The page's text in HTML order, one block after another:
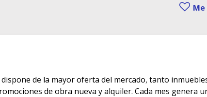
de la mayor oferta del mercado, tanto
de obra nueva y alquiler. Cada mes genera